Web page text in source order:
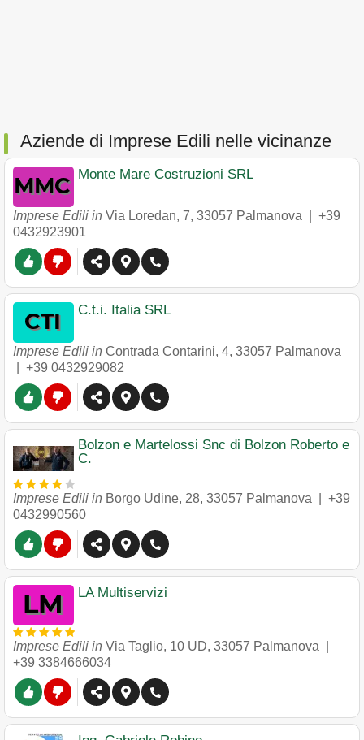
Aziende di Imprese Edili nelle vicinanze
Monte Mare Costruzioni SRL
Imprese Edili in Via Loredan, 7, 33057 Palmanova
+39
0432923901
C.t.i. Italia SRL
Imprese Edili in Contrada Contarini, 4, 33057 Palmanova
+39 0432929082
Bolzon e Martelossi Snc di Bolzon Roberto e
C.
Imprese Edili in Borgo Udine, 28, 33057 Palmanova
+39
0432990560
LA Multiservizi
Imprese Edili in Via Taglio, 10 UD, 33057 Palmanova
+39 3384666034